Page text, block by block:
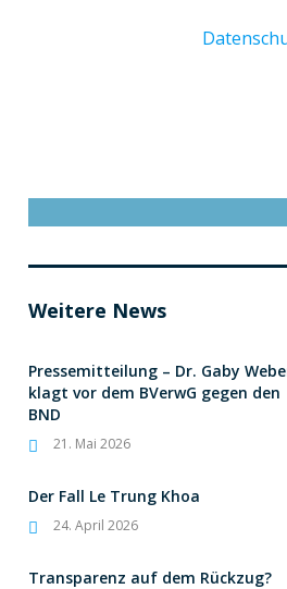
Weitere News
Pressemitteilung – Dr. Gaby
klagt vor dem BVerwG gegen den
BND
21. Mai 2026
Der Fall Le Trung Khoa
24. April 2026
Transparenz auf dem Rückzug?